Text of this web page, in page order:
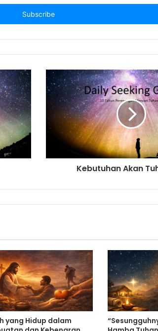
Kebutuhan Akan
yang Hidup dalam